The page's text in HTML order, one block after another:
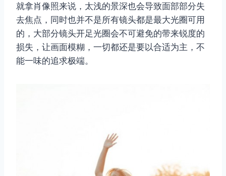
就拿肖像照来说，太浅的景深也会导致面部部分失
去焦点，同时也并不是所有镜头都是最大光圈可用
的，大部分镜头开足光圈会不可避免的带来锐度的
损失，让画面模糊，一切都还是要以合适为主，不
能一味的追求极端。